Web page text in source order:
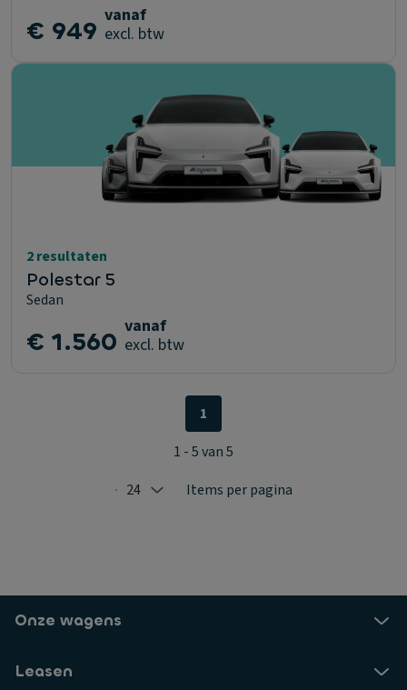
€ 949 vanaf
excl. btw
2 resultaten
Polestar 5
Sedan
€ 1.560 vanaf
excl. btw
Selected: 24
24 Items per pagina
1
1 - 5 van 5
Onze wagens
Leasen